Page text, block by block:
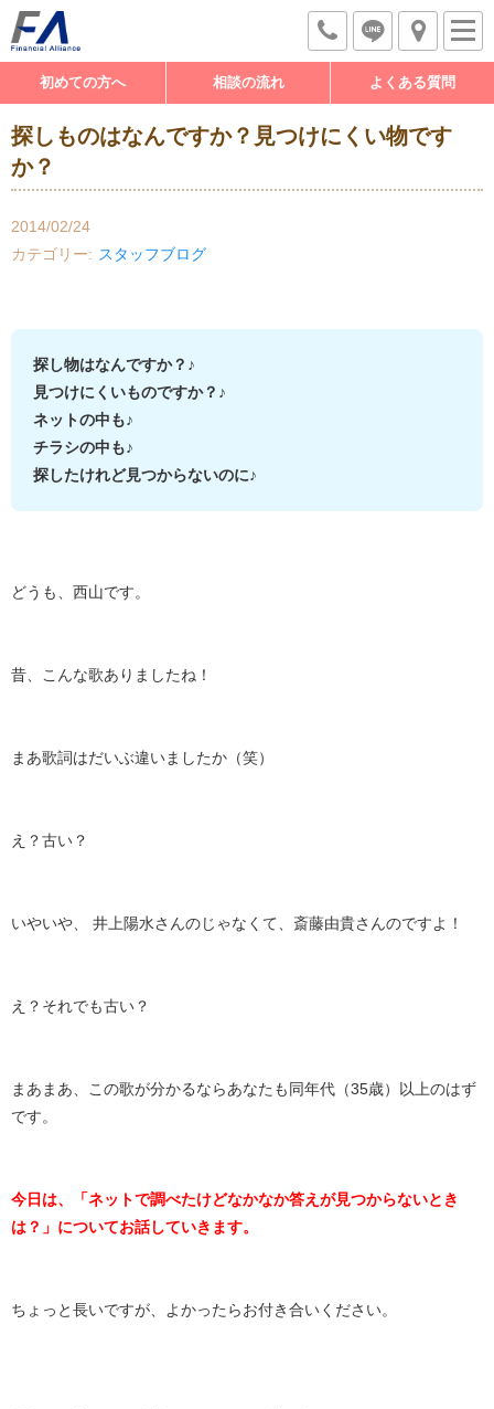
初めての方へ 相談の流れ よくある質問
探しものはなんですか？見つけにくい物です
か？
2014/02/24
カテゴリー
スタッフブログ
探し物はなんですか？♪
見つけにくいものですか？♪
ネットの中も♪
チラシの中も♪
探したけれど見つからないのに♪
どうも、西山です。
昔、こんな歌ありましたね！
まあ歌詞はだいぶ違いましたか（笑）
え？古い？
いやいや、 井上陽水さんのじゃなくて、斎藤由貴さんのですよ！
え？それでも古い？
まあまあ、この歌が分かるならあなたも同年代（35歳）以上のはず
です。
今日は、「ネットで調べたけどなかなか答えが見つからないとき
は？」についてお話していきます。
ちょっと長いですが、よかったらお付き合いください。